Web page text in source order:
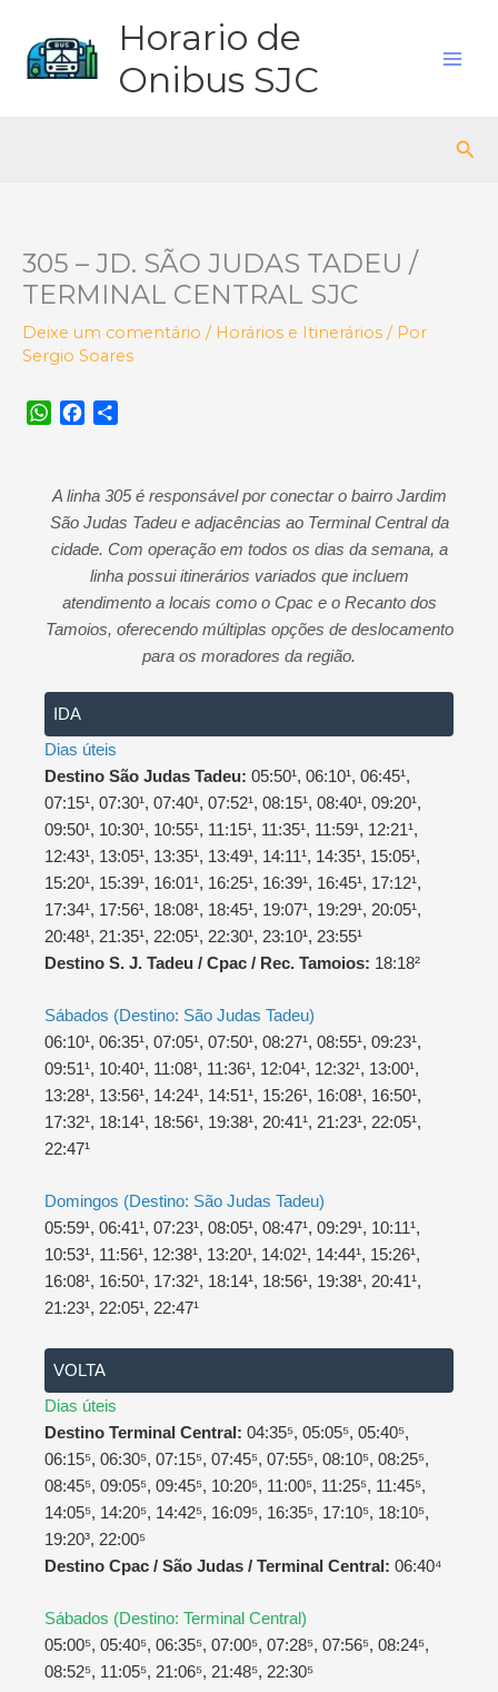
Horario de
Onibus SJC
305 – JD. SÃO JUDAS TADEU /
TERMINAL CENTRAL SJC
Deixe um comentário / Horários e Itinerários / Por
Sergio Soares
W
t
A
p
e
o
o
k
r
A linha 305 é responsável por conectar o bairro Jardim
São Judas Tadeu e adjacências ao Terminal Central da
cidade. Com operação em todos os dias da semana, a
linha possui itinerários variados que incluem
atendimento a locais como o Cpac e o Recanto dos
Tamoios, oferecendo múltiplas opções de deslocamento
para os moradores da região.
IDA
Dias úteis
Destino São Judas Tadeu: 05:50¹, 06:10¹, 06:45¹,
07:15¹, 07:30¹, 07:40¹, 07:52¹, 08:15¹, 08:40¹, 09:20¹,
09:50¹, 10:30¹, 10:55¹, 11:15¹, 11:35¹, 11:59¹, 12:21¹,
12:43¹, 13:05¹, 13:35¹, 13:49¹, 14:11¹, 14:35¹, 15:05¹,
15:20¹, 15:39¹, 16:01¹, 16:25¹, 16:39¹, 16:45¹, 17:12¹,
17:34¹, 17:56¹, 18:08¹, 18:45¹, 19:07¹, 19:29¹, 20:05¹,
20:48¹, 21:35¹, 22:05¹, 22:30¹, 23:10¹, 23:55¹
Destino S. J. Tadeu / Cpac / Rec. Tamoios: 18:18²
Sábados (Destino: São Judas Tadeu)
06:10¹, 06:35¹, 07:05¹, 07:50¹, 08:27¹, 08:55¹, 09:23¹,
09:51¹, 10:40¹, 11:08¹, 11:36¹, 12:04¹, 12:32¹, 13:00¹,
13:28¹, 13:56¹, 14:24¹, 14:51¹, 15:26¹, 16:08¹, 16:50¹,
17:32¹, 18:14¹, 18:56¹, 19:38¹, 20:41¹, 21:23¹, 22:05¹,
22:47¹
Domingos (Destino: São Judas Tadeu)
05:59¹, 06:41¹, 07:23¹, 08:05¹, 08:47¹, 09:29¹, 10:11¹,
10:53¹, 11:56¹, 12:38¹, 13:20¹, 14:02¹, 14:44¹, 15:26¹,
16:08¹, 16:50¹, 17:32¹, 18:14¹, 18:56¹, 19:38¹, 20:41¹,
21:23¹, 22:05¹, 22:47¹
VOLTA
Dias úteis
Destino Terminal Central: 04:35⁵, 05:05⁵, 05:40⁵,
06:15⁵, 06:30⁵, 07:15⁵, 07:45⁵, 07:55⁵, 08:10⁵, 08:25⁵,
08:45⁵, 09:05⁵, 09:45⁵, 10:20⁵, 11:00⁵, 11:25⁵, 11:45⁵,
14:05⁵, 14:20⁵, 14:42⁵, 16:09⁵, 16:35⁵, 17:10⁵, 18:10⁵,
19:20³, 22:00⁵
Destino Cpac / São Judas / Terminal Central: 06:40⁴
Sábados (Destino: Terminal Central)
05:00⁵, 05:40⁵, 06:35⁵, 07:00⁵, 07:28⁵, 07:56⁵, 08:24⁵,
08:52⁵, 11:05⁵, 21:06⁵, 21:48⁵, 22:30⁵